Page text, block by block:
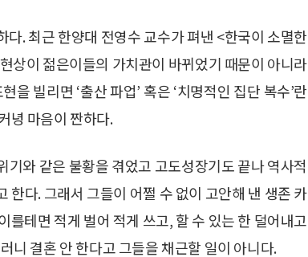
. 최근 한양대 전영수 교수가 펴낸 <한국이 소멸한
상이 젊은이들의 가치관이 바뀌었기 때문이 아니라
빌리면 ‘출산 파업’ 혹은 ‘치명적인 집단 복수’란
녕 마음이 짠하다.
와 같은 불황을 겪었고 고도성장기도 끝나 역사적
다. 그래서 그들이 어쩔 수 없이 고안해 낸 생존 카
테면 적게 벌어 적게 쓰고, 할 수 있는 한 덜어내고
니 결혼 안 한다고 그들을 채근할 일이 아니다.